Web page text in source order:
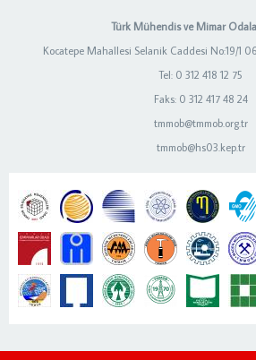
Türk Mühendis ve Mimar
Kocatepe Mahallesi Selanik Caddesi No:19/1
Tel: 0 312 418 12 75
Faks: 0 312 417 48 24
tmmob@tmmob.org.tr
tmmob@hs03.kep.tr